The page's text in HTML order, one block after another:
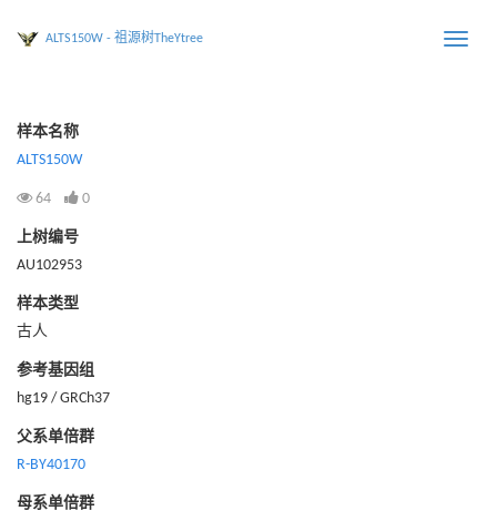
Toggle
ALTS150W - 祖源树TheYtree
样本名称
ALTS150W
64 0
上树编号
AU102953
样本类型
古人
参考基因组
hg19 / GRCh37
父系单倍群
R-BY40170
母系单倍群